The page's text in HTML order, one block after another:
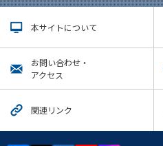
本サイトについて
お問い合わせ・
アクセス
関連リンク